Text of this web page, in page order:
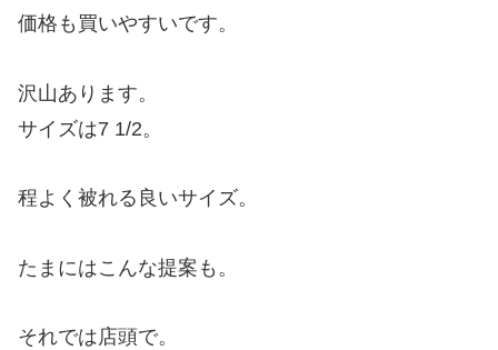
価格も買いやすいです。
沢山あります。
サイズは7 1/2。
程よく被れる良いサイズ。
たまにはこんな提案も。
それでは店頭で。